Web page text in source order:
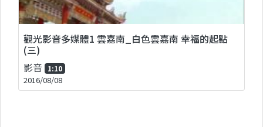
觀光影音多媒體1 雲嘉南_白色雲嘉南 幸福的起點
(三)
影音 1:10
2016/08/08